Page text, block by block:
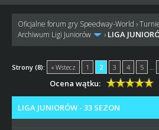
Oficjalne forum gry Speedway-World ›
Archiwum Ligi Juniorów
› LIGA
Strony (8): « Wstecz 1 2 3 4 5
Ocena wątku:
LIGA JUNIORÓW - 33 SEZON